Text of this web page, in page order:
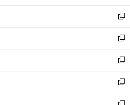
開
く
ウ
で
開
く
ン
ド
ウ
で
開
く
ウ
ィ
ン
ド
ウ
で
開
く
新
し
い
ウ
ィ
ン
ド
ウ
新
し
い
ウ
ィ
ン
新
し
い
ウ
新
し